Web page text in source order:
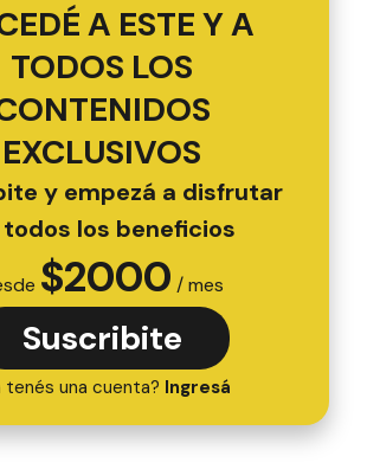
A ESTE Y A
TODOS LOS
EXCLUSIVOS
y empezá a disfrutar
los beneficios
$2000 / mes
Suscribite
tenés una cuenta? Ingresá